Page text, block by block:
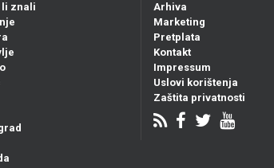
li znali
Arhiva
Marketing
Pretplata
Kontakt
Impressum
Uslovi korištenja
Zaštita privatnosti